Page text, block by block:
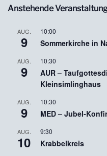
Anstehende
AUG.
9
10:00
Sommerkirche in
AUG.
9
10:30
AUR –
Kleinsimlinghaus
AUG.
9
10:30
MED – Jubel-
AUG.
10
9:30
Krabbelkreis